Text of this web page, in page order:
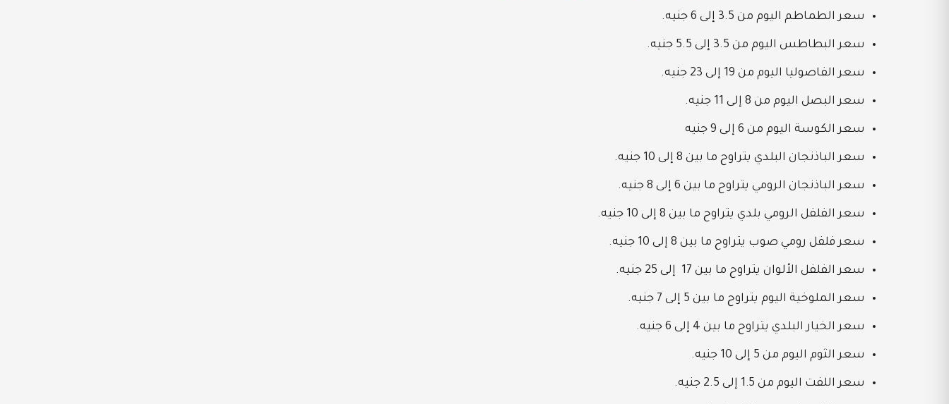
سعر الطماطم اليوم من 3.5 إلى 6 جنيه.
سعر البطاطس اليوم من 3.5 إلى 5.5 جنيه.
سعر الفاصوليا اليوم من 19 إلى 23 جنيه.
سعر البصل اليوم من 8 إلى 11 جنيه.
سعر الكوسة اليوم من 6 إلى 9 جنيه
سعر الباذنجان البلدي يتراوح ما بين 8 إلى 10 جنيه.
سعر الباذنجان الرومي يتراوح ما بين 6 إلى 8 جنيه.
سعر الفلفل الرومي بلدي يتراوح ما بين 8 إلى 10 جنيه.
سعر فلفل رومي صوب يتراوح ما بين 8 إلى 10 جنيه.
سعر الفلفل الألوان يتراوح ما بين 17 إلى 25 جنيه.
سعر الملوخية اليوم يتراوح ما بين 5 إلى 7 جنيه.
سعر الخيار البلدي يتراوح ما بين 4 إلى 6 جنيه.
سعر الثوم اليوم من 5 إلى 10 جنيه.
سعر اللفت اليوم من 1.5 إلى 2.5 جنيه.